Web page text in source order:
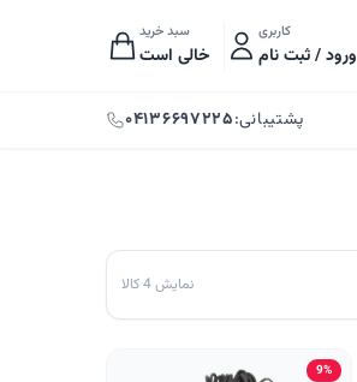
کاربری
ورود / ثبت نام
سبد خرید
خالی است
پشتیبانی:۰۴۱۳۶۶۹۷۲۲۵
نمایش 4 کالا
9%